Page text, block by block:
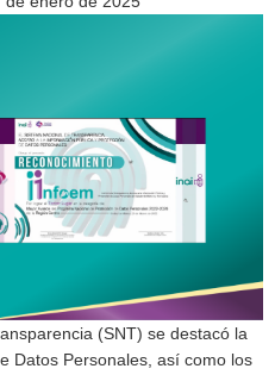
(SNT) se destacó la
Datos Personales, así como los